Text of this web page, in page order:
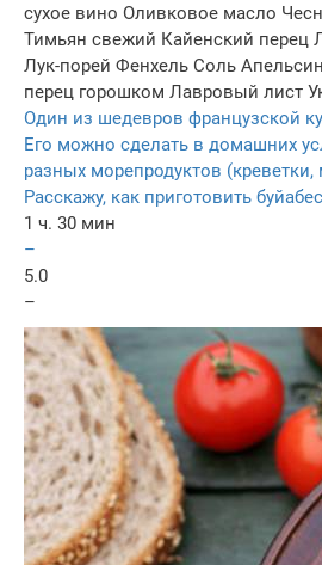
сухое вино Оливковое масло
Тимьян свежий Кайенский перец
Лук-порей Фенхель Соль
перец горошком Лавровый лист
Один из шедевров французской
Его можно сделать в домашних
разных морепродуктов
Расскажу, как приготовить
1 ч. 30 мин
–
5.0
–